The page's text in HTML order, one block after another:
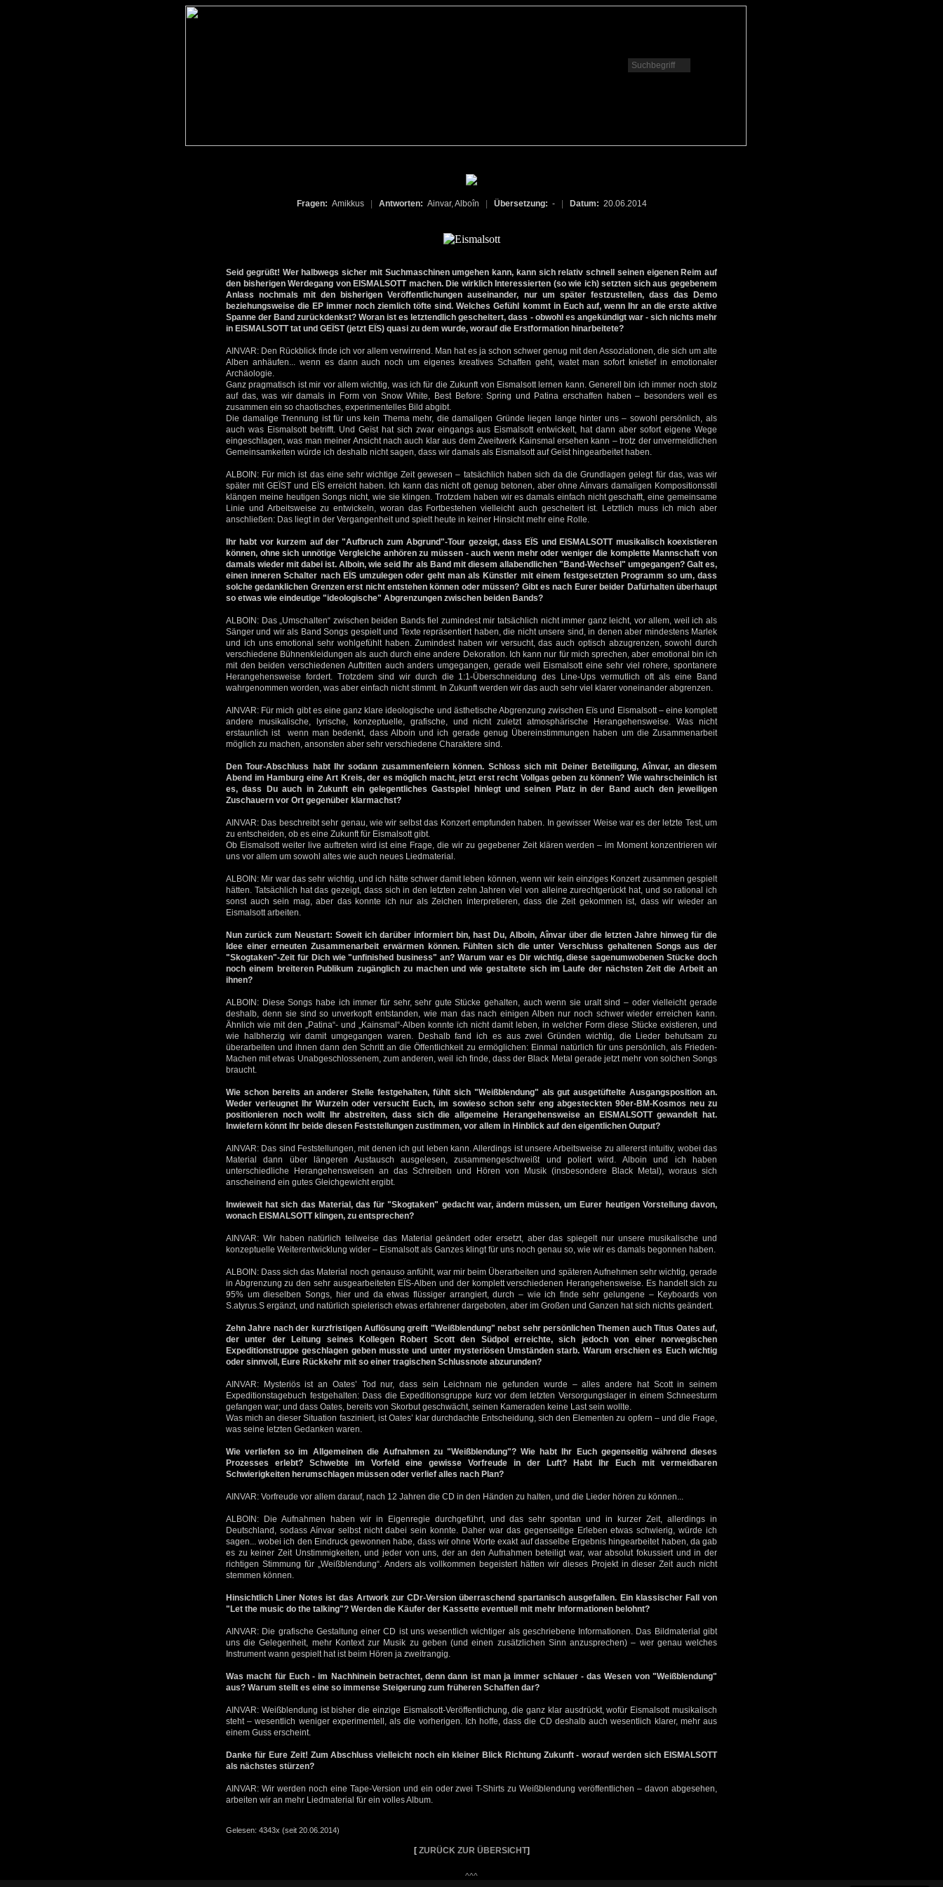
Fragen: Amikkus Antworten: Ainvar, Alboîn Übersetzung: - Datum: 20.06.2014
Seid gegrüßt! Wer halbwegs sicher mit Suchmaschinen umgehen kann, kann sich relativ schnell seinen eigenen Reim auf
den bisherigen Werdegang von EISMALSOTT machen. Die wirklich Interessierten (so wie ich) setzten sich aus gegebenem
Anlass nochmals mit den bisherigen Veröffentlichungen auseinander, nur um später festzustellen, dass das Demo
beziehungsweise die EP immer noch ziemlich töfte sind. Welches Gefühl kommt in Euch auf, wenn Ihr an die erste aktive
Spanne der Band zurückdenkst? Woran ist es letztendlich gescheitert, dass - obwohl es angekündigt war - sich nichts mehr
in EISMALSOTT tat und GEÏST (jetzt EÏS) quasi zu dem wurde, worauf die Erstformation hinarbeitete?
AINVAR: Den Rückblick finde ich vor allem verwirrend. Man hat es ja schon schwer genug mit den Assoziationen, die sich um alte
Alben anhäufen... wenn es dann auch noch um eigenes kreatives Schaffen geht, watet man sofort knietief in emotionaler
Archäologie.
Ganz pragmatisch ist mir vor allem wichtig, was ich für die Zukunft von Eismalsott lernen kann. Generell bin ich immer noch stolz
auf das, was wir damals in Form von Snow White, Best Before: Spring und Patina erschaffen haben – besonders weil es
zusammen ein so chaotisches, experimentelles Bild abgibt.
Die damalige Trennung ist für uns kein Thema mehr, die damaligen Gründe liegen lange hinter uns – sowohl persönlich, als
auch was Eismalsott betrifft. Und Geïst hat sich zwar eingangs aus Eismalsott entwickelt, hat dann aber sofort eigene Wege
eingeschlagen, was man meiner Ansicht nach auch klar aus dem Zweitwerk Kainsmal ersehen kann – trotz der unvermeidlichen
Gemeinsamkeiten würde ich deshalb nicht sagen, dass wir damals als Eismalsott auf Geïst hingearbeitet haben.
ALBOIN: Für mich ist das eine sehr wichtige Zeit gewesen – tatsächlich haben sich da die Grundlagen gelegt für das, was wir
später mit GEÏST und EÏS erreicht haben. Ich kann das nicht oft genug betonen, aber ohne Aínvars damaligen Kompositionsstil
klängen meine heutigen Songs nicht, wie sie klingen. Trotzdem haben wir es damals einfach nicht geschafft, eine gemeinsame
Linie und Arbeitsweise zu entwickeln, woran das Fortbestehen vielleicht auch gescheitert ist. Letztlich muss ich mich aber
anschließen: Das liegt in der Vergangenheit und spielt heute in keiner Hinsicht mehr eine Rolle.
Ihr habt vor kurzem auf der "Aufbruch zum Abgrund"-Tour gezeigt, dass EÏS und EISMALSOTT musikalisch koexistieren
können, ohne sich unnötige Vergleiche anhören zu müssen - auch wenn mehr oder weniger die komplette Mannschaft von
damals wieder mit dabei ist. Alboin, wie seid Ihr als Band mit diesem allabendlichen "Band-Wechsel" umgegangen? Galt es,
einen inneren Schalter nach EÏS umzulegen oder geht man als Künstler mit einem festgesetzten Programm so um, dass
solche gedanklichen Grenzen erst nicht entstehen können oder müssen? Gibt es nach Eurer beider Dafürhalten überhaupt
so etwas wie eindeutige "ideologische" Abgrenzungen zwischen beiden Bands?
ALBOIN: Das „Umschalten“ zwischen beiden Bands fiel zumindest mir tatsächlich nicht immer ganz leicht, vor allem, weil ich als
Sänger und wir als Band Songs gespielt und Texte repräsentiert haben, die nicht unsere sind, in denen aber mindestens Marlek
und ich uns emotional sehr wohlgefühlt haben. Zumindest haben wir versucht, das auch optisch abzugrenzen, sowohl durch
verschiedene Bühnenkleidungen als auch durch eine andere Dekoration. Ich kann nur für mich sprechen, aber emotional bin ich
mit den beiden verschiedenen Auftritten auch anders umgegangen, gerade weil Eismalsott eine sehr viel rohere, spontanere
Herangehensweise fordert. Trotzdem sind wir durch die 1:1-Überschneidung des Line-Ups vermutlich oft als eine Band
wahrgenommen worden, was aber einfach nicht stimmt. In Zukunft werden wir das auch sehr viel klarer voneinander abgrenzen.
AINVAR: Für mich gibt es eine ganz klare ideologische und ästhetische Abgrenzung zwischen Eïs und Eismalsott – eine komplett
andere musikalische, lyrische, konzeptuelle, grafische, und nicht zuletzt atmosphärische Herangehensweise. Was nicht
erstaunlich ist wenn man bedenkt, dass Alboin und ich gerade genug Übereinstimmungen haben um die Zusammenarbeit
möglich zu machen, ansonsten aber sehr verschiedene Charaktere sind.
Den Tour-Abschluss habt Ihr sodann zusammenfeiern können. Schloss sich mit Deiner Beteiligung, Aînvar, an diesem
Abend im Hamburg eine Art Kreis, der es möglich macht, jetzt erst recht Vollgas geben zu können? Wie wahrscheinlich ist
es, dass Du auch in Zukunft ein gelegentliches Gastspiel hinlegt und seinen Platz in der Band auch den jeweiligen
Zuschauern vor Ort gegenüber klarmachst?
AINVAR: Das beschreibt sehr genau, wie wir selbst das Konzert empfunden haben. In gewisser Weise war es der letzte Test, um
zu entscheiden, ob es eine Zukunft für Eismalsott gibt.
Ob Eismalsott weiter live auftreten wird ist eine Frage, die wir zu gegebener Zeit klären werden – im Moment konzentrieren wir
uns vor allem um sowohl altes wie auch neues Liedmaterial.
ALBOIN: Mir war das sehr wichtig, und ich hätte schwer damit leben können, wenn wir kein einziges Konzert zusammen gespielt
hätten. Tatsächlich hat das gezeigt, dass sich in den letzten zehn Jahren viel von alleine zurechtgerückt hat, und so rational ich
sonst auch sein mag, aber das konnte ich nur als Zeichen interpretieren, dass die Zeit gekommen ist, dass wir wieder an
Eismalsott arbeiten.
Nun zurück zum Neustart: Soweit ich darüber informiert bin, hast Du, Alboin, Aînvar über die letzten Jahre hinweg für die
Idee einer erneuten Zusammenarbeit erwärmen können. Fühlten sich die unter Verschluss gehaltenen Songs aus der
"Skogtaken"-Zeit für Dich wie "unfinished business" an? Warum war es Dir wichtig, diese sagenumwobenen Stücke doch
noch einem breiteren Publikum zugänglich zu machen und wie gestaltete sich im Laufe der nächsten Zeit die Arbeit an
ihnen?
ALBOIN: Diese Songs habe ich immer für sehr, sehr gute Stücke gehalten, auch wenn sie uralt sind – oder vielleicht gerade
deshalb, denn sie sind so unverkopft entstanden, wie man das nach einigen Alben nur noch schwer wieder erreichen kann.
Ähnlich wie mit den „Patina“- und „Kainsmal“-Alben konnte ich nicht damit leben, in welcher Form diese Stücke existieren, und
wie halbherzig wir damit umgegangen waren. Deshalb fand ich es aus zwei Gründen wichtig, die Lieder behutsam zu
überarbeiten und ihnen dann den Schritt an die Öffentlichkeit zu ermöglichen: Einmal natürlich für uns persönlich, als Frieden-
Machen mit etwas Unabgeschlossenem, zum anderen, weil ich finde, dass der Black Metal gerade jetzt mehr von solchen Songs
braucht.
Wie schon bereits an anderer Stelle festgehalten, fühlt sich "Weißblendung" als gut ausgetüftelte Ausgangsposition an.
Weder verleugnet Ihr Wurzeln oder versucht Euch, im sowieso schon sehr eng abgesteckten 90er-BM-Kosmos neu zu
positionieren noch wollt Ihr abstreiten, dass sich die allgemeine Herangehensweise an EISMALSOTT gewandelt hat.
Inwiefern könnt Ihr beide diesen Feststellungen zustimmen, vor allem in Hinblick auf den eigentlichen Output?
AINVAR: Das sind Feststellungen, mit denen ich gut leben kann. Allerdings ist unsere Arbeitsweise zu allererst intuitiv, wobei das
Material dann über längeren Austausch ausgelesen, zusammengeschweißt und poliert wird. Alboin und ich haben
unterschiedliche Herangehensweisen an das Schreiben und Hören von Musik (insbesondere Black Metal), woraus sich
anscheinend ein gutes Gleichgewicht ergibt.
Inwieweit hat sich das Material, das für "Skogtaken" gedacht war, ändern müssen, um Eurer heutigen Vorstellung davon,
wonach EISMALSOTT klingen, zu entsprechen?
AINVAR: Wir haben natürlich teilweise das Material geändert oder ersetzt, aber das spiegelt nur unsere musikalische und
konzeptuelle Weiterentwicklung wider – Eismalsott als Ganzes klingt für uns noch genau so, wie wir es damals begonnen haben.
ALBOIN: Dass sich das Material noch genauso anfühlt, war mir beim Überarbeiten und späteren Aufnehmen sehr wichtig, gerade
in Abgrenzung zu den sehr ausgearbeiteten EÏS-Alben und der komplett verschiedenen Herangehensweise. Es handelt sich zu
95% um dieselben Songs, hier und da etwas flüssiger arrangiert, durch – wie ich finde sehr gelungene – Keyboards von
S.atyrus.S ergänzt, und natürlich spielerisch etwas erfahrener dargeboten, aber im Großen und Ganzen hat sich nichts geändert.
Zehn Jahre nach der kurzfristigen Auflösung greift "Weißblendung" nebst sehr persönlichen Themen auch Titus Oates auf,
der unter der Leitung seines Kollegen Robert Scott den Südpol erreichte, sich jedoch von einer norwegischen
Expeditionstruppe geschlagen geben musste und unter mysteriösen Umständen starb. Warum erschien es Euch wichtig
oder sinnvoll, Eure Rückkehr mit so einer tragischen Schlussnote abzurunden?
AINVAR: Mysteriös ist an Oates’ Tod nur, dass sein Leichnam nie gefunden wurde – alles andere hat Scott in seinem
Expeditionstagebuch festgehalten: Dass die Expeditionsgruppe kurz vor dem letzten Versorgungslager in einem Schneesturm
gefangen war; und dass Oates, bereits von Skorbut geschwächt, seinen Kameraden keine Last sein wollte.
Was mich an dieser Situation fasziniert, ist Oates’ klar durchdachte Entscheidung, sich den Elementen zu opfern – und die Frage,
was seine letzten Gedanken waren.
Wie verliefen so im Allgemeinen die Aufnahmen zu "Weißblendung"? Wie habt Ihr Euch gegenseitig während dieses
Prozesses erlebt? Schwebte im Vorfeld eine gewisse Vorfreude in der Luft? Habt Ihr Euch mit vermeidbaren
Schwierigkeiten herumschlagen müssen oder verlief alles nach Plan?
AINVAR: Vorfreude vor allem darauf, nach 12 Jahren die CD in den Händen zu halten, und die Lieder hören zu können...
ALBOIN: Die Aufnahmen haben wir in Eigenregie durchgeführt, und das sehr spontan und in kurzer Zeit, allerdings in
Deutschland, sodass Aínvar selbst nicht dabei sein konnte. Daher war das gegenseitige Erleben etwas schwierig, würde ich
sagen... wobei ich den Eindruck gewonnen habe, dass wir ohne Worte exakt auf dasselbe Ergebnis hingearbeitet haben, da gab
es zu keiner Zeit Unstimmigkeiten, und jeder von uns, der an den Aufnahmen beteiligt war, war absolut fokussiert und in der
richtigen Stimmung für „Weißblendung“. Anders als vollkommen begeistert hätten wir dieses Projekt in dieser Zeit auch nicht
stemmen können.
Hinsichtlich Liner Notes ist das Artwork zur CDr-Version überraschend spartanisch ausgefallen. Ein klassischer Fall von
"Let the music do the talking"? Werden die Käufer der Kassette eventuell mit mehr Informationen belohnt?
AINVAR: Die grafische Gestaltung einer CD ist uns wesentlich wichtiger als geschriebene Informationen. Das Bildmaterial gibt
uns die Gelegenheit, mehr Kontext zur Musik zu geben (und einen zusätzlichen Sinn anzusprechen) – wer genau welches
Instrument wann gespielt hat ist beim Hören ja zweitrangig.
Was macht für Euch - im Nachhinein betrachtet, denn dann ist man ja immer schlauer - das Wesen von "Weißblendung"
aus? Warum stellt es eine so immense Steigerung zum früheren Schaffen dar?
AINVAR: Weißblendung ist bisher die einzige Eismalsott-Veröffentlichung, die ganz klar ausdrückt, wofür Eismalsott musikalisch
steht – wesentlich weniger experimentell, als die vorherigen. Ich hoffe, dass die CD deshalb auch wesentlich klarer, mehr aus
einem Guss erscheint.
Danke für Eure Zeit! Zum Abschluss vielleicht noch ein kleiner Blick Richtung Zukunft - worauf werden sich EISMALSOTT
als nächstes stürzen?
AINVAR: Wir werden noch eine Tape-Version und ein oder zwei T-Shirts zu Weißblendung veröffentlichen – davon abgesehen,
arbeiten wir an mehr Liedmaterial für ein volles Album.
Gelesen: 4343x (seit 20.06.2014)
[ ZURÜCK ZUR ÜBERSICHT]
^^^